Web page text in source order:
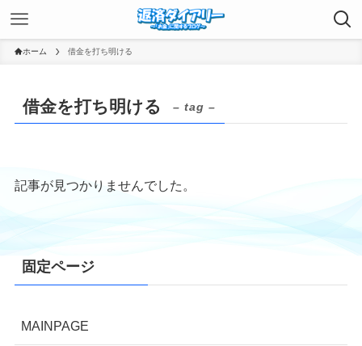
ホーム 借金を打ち明ける
借金を打ち明ける – tag –
記事が見つかりませんでした。
固定ページ
MAINPAGE